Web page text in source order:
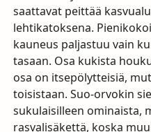
saattavat peittää
lehtikatoksena.
kauneus paljastuu vain
tasaan. Osa kukista
osa on itsepölytteisiä,
toisistaan. Suo-orvokin
sukulaisilleen ominaista,
rasvalisäkettä, koska